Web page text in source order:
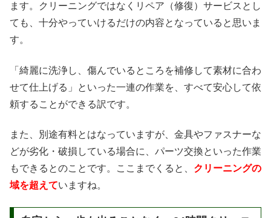
ます。クリーニングではなくリペア（修復）サービスとし
ても、十分やっていけるだけの内容となっていると思いま
す。
「綺麗に洗浄し、傷んでいるところを補修して素材に合わ
せて仕上げる」といった一連の作業を、すべて安心して依
頼することができる訳です。
また、別途有料とはなっていますが、金具やファスナーな
どが劣化・破損している場合に、パーツ交換といった作業
もできるとのことです。ここまでくると、 クリーニングの
域を超えていますね。